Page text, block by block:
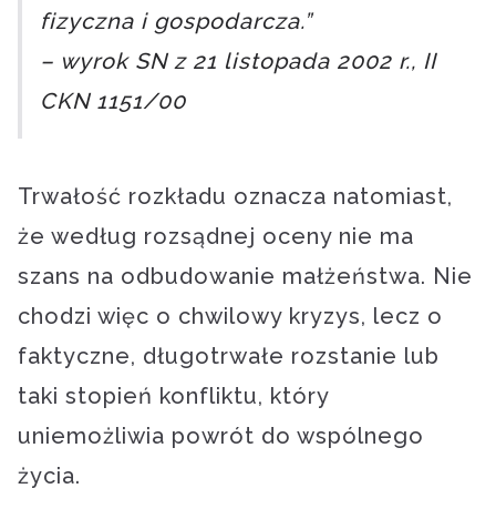
fizyczna i gospodarcza.”
– wyrok SN z 21 listopada 2002 r., II
CKN 1151/00
Trwałość rozkładu oznacza natomiast,
że według rozsądnej oceny nie ma
szans na odbudowanie małżeństwa. Nie
chodzi więc o chwilowy kryzys, lecz o
faktyczne, długotrwałe rozstanie lub
taki stopień konfliktu, który
uniemożliwia powrót do wspólnego
życia.